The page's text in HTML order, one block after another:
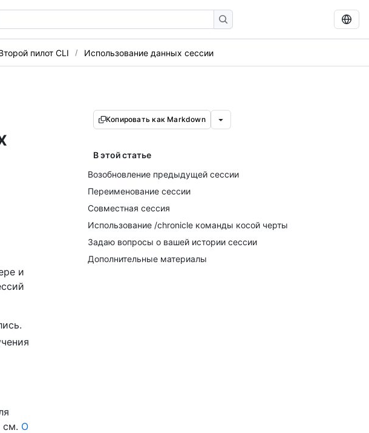
пилот CLI Использование данных сессии
Копировать как Markdown
В этой статье
Возобновление предыдущей сессии
Переименование сессии
Совместная сессия
Использование /chronicle команды косой черты
Задаю вопросы о вашей истории сессии
Дополнительные материалы
и
см. О